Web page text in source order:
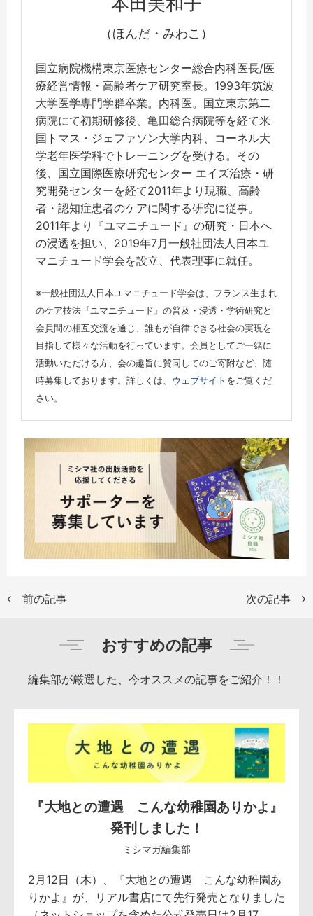
（ほんだ・みわこ）
国立病院機構東京医療センター総合内科医長/医
療経営情報・高齢者ケア研究室長。1993年筑波
大学医学専門学群卒業。内科医。国立東京第二
病院にて初期研修後、亀田総合病院等を経て米
国トマス・ジェファソン大学内科、コーネル大
学老年医学科でトレーニングを受ける。その
後、国立国際医療研究センター エイズ治療・研
究開発センターを経て2011年より現職、高齢
者・認知症患者のケアに関する研究に従事。
2011年より『ユマニチュード』の研究・日本へ
の浸透を担い、2019年7月一般社団法人日本ユ
マニチュード学会を設立、代表理事に就任。
※一般社団法人日本ユマニチュード学会は、フランス生まれ
のケア技法『ユマニチュード』の普及・浸透・学術研究と
会員間の相互交流を通じ、誰もが自律できる社会の実現を
目指して様々な活動を行っています。会員としてご一緒に
活動いただける方、会の趣旨に賛同してのご寄附など、随
時募集しております。詳しくは、 ウェブサイト をご覧くだ
さい。
前の記事 次の記事
おすすめの記事
編集部が厳選した、今オススメの記事をご紹介！！
『大地との遭遇 こんな幼稚園ありかよ』
発刊しました！
ミシマガ編集部
2月12日（木）、『大地との遭遇 こんな幼稚園あ
りかよ』が、リアル書店にて先行発売となりました